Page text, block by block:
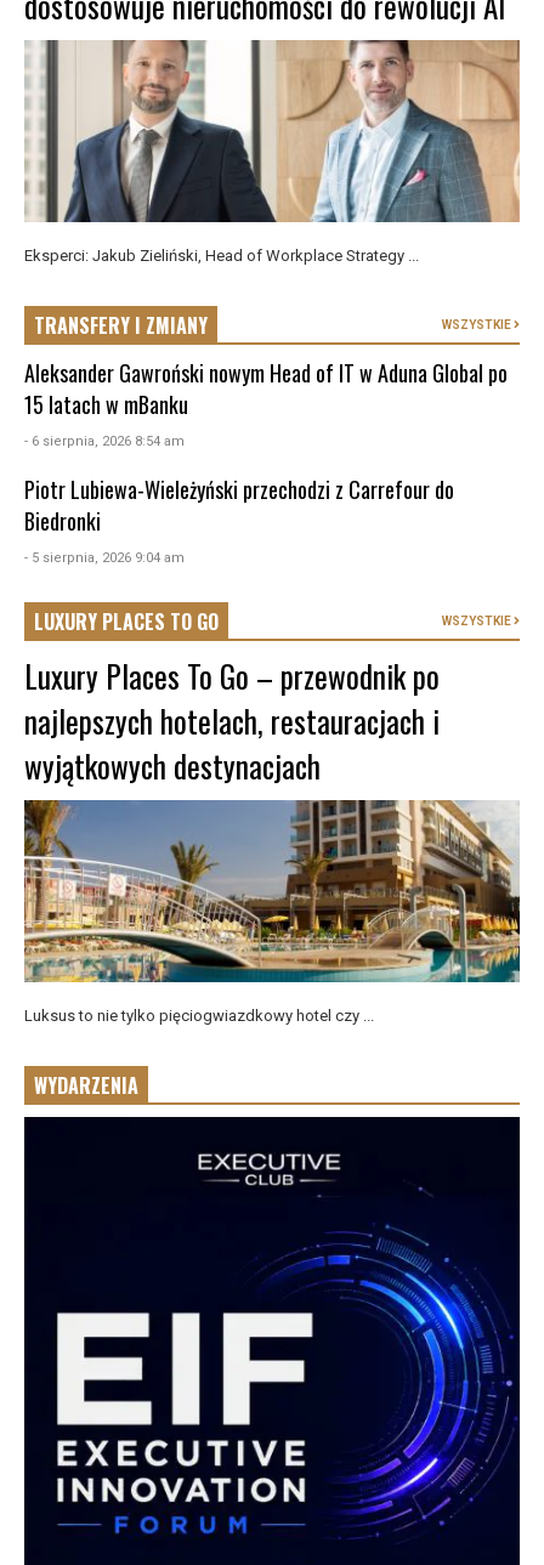
Eksperci: Jakub Zieliński, Head of Workplace Strategy ...
TRANSFERY I ZMIANY WSZYSTKIE
Aleksander Gawroński nowym Head of IT w Aduna Global po
15 latach w mBanku
- 6 sierpnia, 2026 8:54 am
Piotr Lubiewa-Wieleżyński przechodzi z Carrefour do
Biedronki
- 5 sierpnia, 2026 9:04 am
LUXURY PLACES TO GO WSZYSTKIE
Luxury Places To Go – przewodnik po
najlepszych hotelach, restauracjach i
wyjątkowych destynacjach
Luksus to nie tylko pięciogwiazdkowy hotel czy ...
WYDARZENIA